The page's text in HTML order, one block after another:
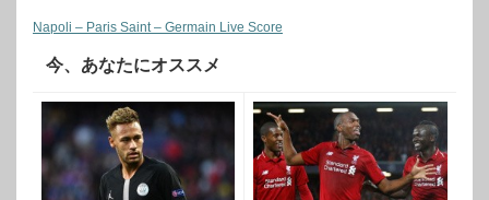
Napoli – Paris Saint – Germain Live Score
今、あなたにオススメ